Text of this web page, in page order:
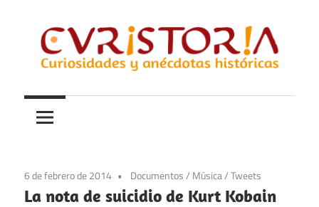
contenido
Curistoria
y
anécdotas
historia
6 de febrero de 2014 Documentos/ Música/Tweets
La nota de suicidio de Kurt Kobain